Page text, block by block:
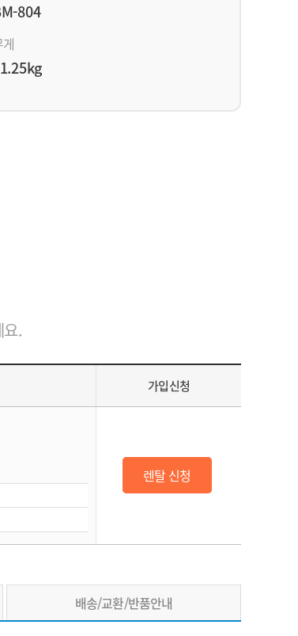
804
.
가입신청
렌탈 신청
배송/교환/반품안내